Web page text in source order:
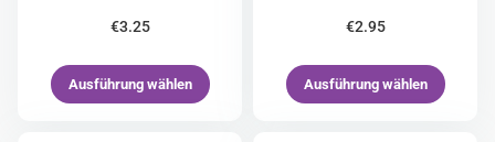
€3.25
Ausführung wählen
€2.95
Ausführung wählen